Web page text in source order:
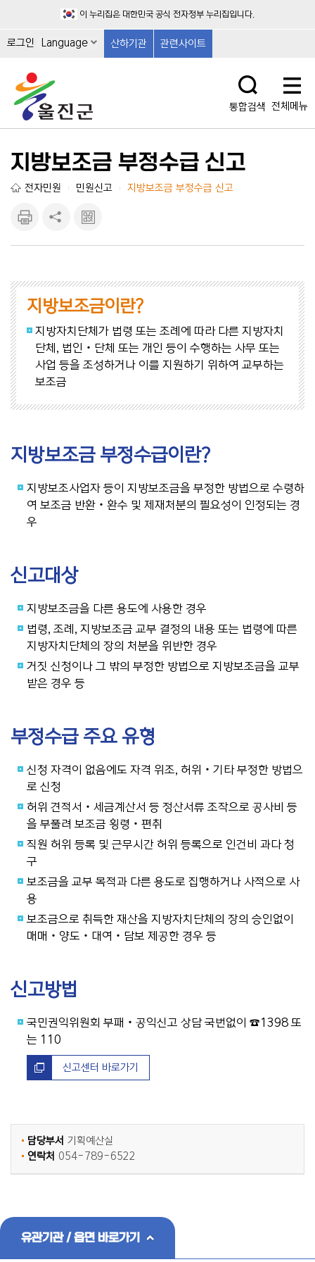
이 누리집은 대한민국 공식 전자정부 누리집입니다.
로그인 Language 산하기관 관련사이트
통합검색 전체메뉴
지방보조금 부정수급 신고
전자민원 민원신고 지방보조금 부정수급 신고
기
기
크 보
지방보조금이란?
지방자치단체가 법령 또는 조례에 따라 다른 지방자치
단체, 법인‧단체 또는 개인 등이 수행하는 사무 또는
사업 등을 조성하거나 이를 지원하기 위하여 교부하는
보조금
지방보조금 부정수급이란?
지방보조사업자 등이 지방보조금을 부정한 방법으로 수령하
여 보조금 반환‧환수 및 제재처분의 필요성이 인정되는 경
우
신고대상
지방보조금을 다른 용도에 사용한 경우
법령, 조례, 지방보조금 교부 결정의 내용 또는 법령에 따른
지방자치단체의 장의 처분을 위반한 경우
거짓 신청이나 그 밖의 부정한 방법으로 지방보조금을 교부
받은 경우 등
부정수급 주요 유형
신청 자격이 없음에도 자격 위조, 허위‧기타 부정한 방법으
로 신청
허위 견적서‧세금계산서 등 정산서류 조작으로 공사비 등
을 부풀려 보조금 횡령‧편취
직원 허위 등록 및 근무시간 허위 등록으로 인건비 과다 청
구
보조금을 교부 목적과 다른 용도로 집행하거나 사적으로 사
용
보조금으로 취득한 재산을 지방자치단체의 장의 승인없이
매매‧양도‧대여‧담보 제공한 경우 등
신고방법
국민권익위원회 부패‧공익신고 상담 국번없이 ☎1398 또
는 110
신고센터 바로가기
담당부서 기획예산실
연락처 054-789-6522
유관기관 / 읍면 바로가기